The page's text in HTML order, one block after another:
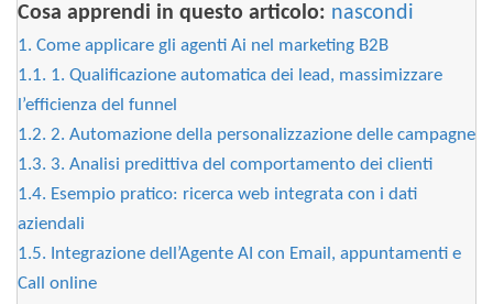
Cosa apprendi in questo articolo: nascondi
1. Come applicare gli agenti Ai nel marketing B2B
1.1. 1. Qualificazione automatica dei lead, massimizzare
l’efficienza del funnel
1.2. 2. Automazione della personalizzazione delle campagne
1.3. 3. Analisi predittiva del comportamento dei clienti
1.4. Esempio pratico: ricerca web integrata con i dati
aziendali
1.5. Integrazione dell’Agente AI con Email, appuntamenti e
Call online